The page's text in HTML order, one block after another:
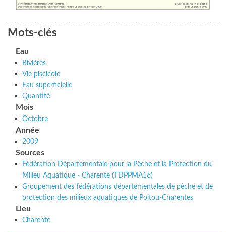
Mots-clés
Eau
Rivières
Vie piscicole
Eau superficielle
Quantité
Mois
Octobre
Année
2009
Sources
Fédération Départementale pour la Pêche et la Protection du
Milieu Aquatique - Charente (FDPPMA16)
Groupement des fédérations départementales de pêche et de
protection des milieux aquatiques de Poitou-Charentes
Lieu
Charente